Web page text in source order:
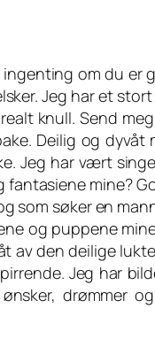
om du er
Jeg har et
knull. Send
Deilig og dyvåt
Jeg har vært
mine?
som søker en
og puppene
av den deilige
Jeg har
drømmer